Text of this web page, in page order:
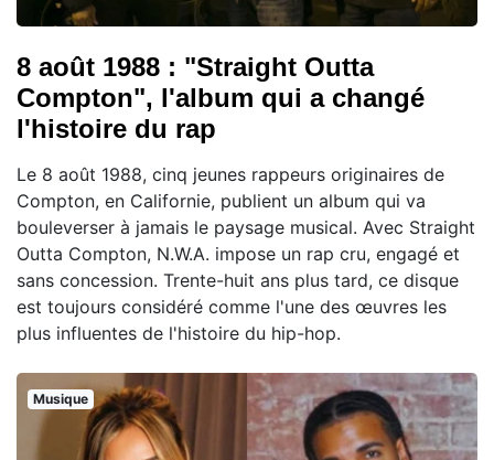
8 août 1988 : "Straight Outta
Compton", l'album qui a changé
l'histoire du rap
Le 8 août 1988, cinq jeunes rappeurs originaires de
Compton, en Californie, publient un album qui va
bouleverser à jamais le paysage musical. Avec Straight
Outta Compton, N.W.A. impose un rap cru, engagé et
sans concession. Trente-huit ans plus tard, ce disque
est toujours considéré comme l'une des œuvres les
plus influentes de l'histoire du hip-hop.
Musique